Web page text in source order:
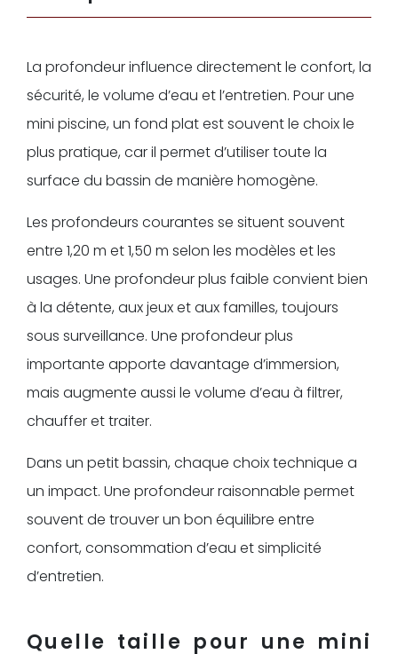
La profondeur influence directement le confort, la
sécurité, le volume d’eau et l’entretien. Pour une
mini piscine, un fond plat est souvent le choix le
plus pratique, car il permet d’utiliser toute la
surface du bassin de manière homogène.
Les profondeurs courantes se situent souvent
entre 1,20 m et 1,50 m selon les modèles et les
usages. Une profondeur plus faible convient bien
à la détente, aux jeux et aux familles, toujours
sous surveillance. Une profondeur plus
importante apporte davantage d’immersion,
mais augmente aussi le volume d’eau à filtrer,
chauffer et traiter.
Dans un petit bassin, chaque choix technique a
un impact. Une profondeur raisonnable permet
souvent de trouver un bon équilibre entre
confort, consommation d’eau et simplicité
d’entretien.
Quelle taille pour une mini